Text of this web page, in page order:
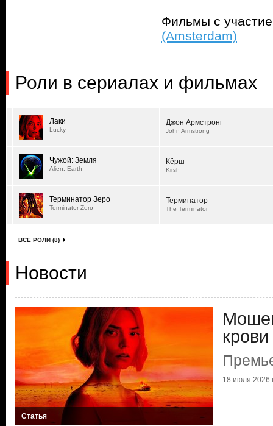
Фильмы с
(Amsterdam)
Роли в сериалах и фильмах
Лаки
Lucky
Джон Армстронг
John Armstrong
Чужой: Земля
Alien: Earth
Кёрш
Kirsh
Терминатор Зеро
Terminator Zero
Терминатор
The Terminator
ВСЕ РОЛИ (8)
Новости
Статья
крови
18 июля 2026